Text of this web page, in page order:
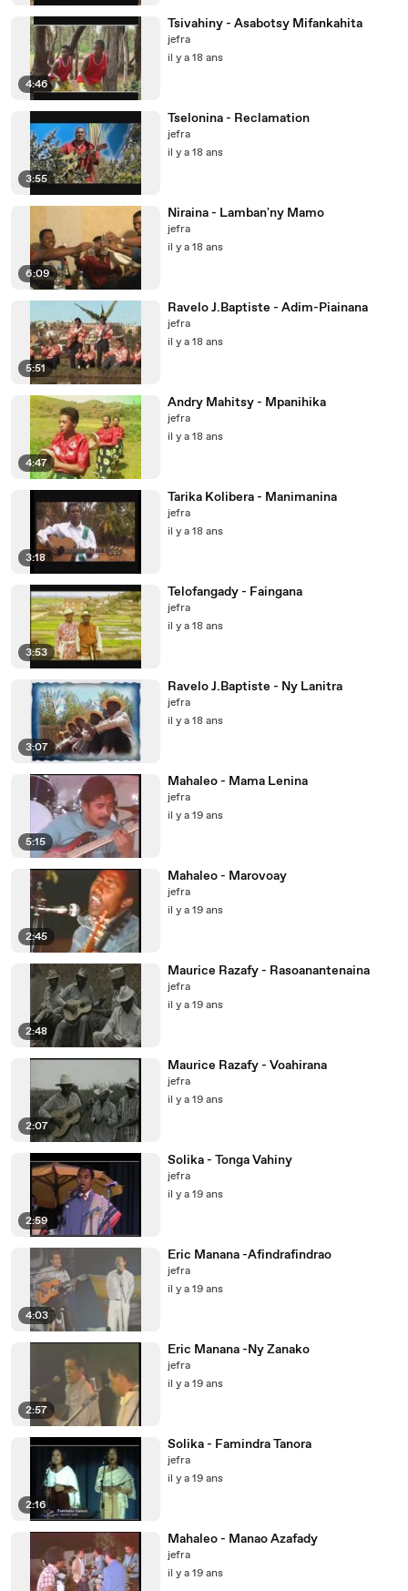
4:46
Tsivahiny - Asabotsy Mifankahita
jefra
il y a 18 ans
3:55
Tselonina - Reclamation
jefra
il y a 18 ans
6:09
Niraina - Lamban'ny Mamo
jefra
il y a 18 ans
5:51
Ravelo J.Baptiste - Adim-Piainana
jefra
il y a 18 ans
4:47
Andry Mahitsy - Mpanihika
jefra
il y a 18 ans
3:18
Tarika Kolibera - Manimanina
jefra
il y a 18 ans
3:53
Telofangady - Faingana
jefra
il y a 18 ans
3:07
Ravelo J.Baptiste - Ny Lanitra
jefra
il y a 18 ans
5:15
Mahaleo - Mama Lenina
jefra
il y a 19 ans
2:45
Mahaleo - Marovoay
jefra
il y a 19 ans
2:48
Maurice Razafy - Rasoanantenaina
jefra
il y a 19 ans
2:07
Maurice Razafy - Voahirana
jefra
il y a 19 ans
2:59
Solika - Tonga Vahiny
jefra
il y a 19 ans
4:03
Eric Manana -Afindrafindrao
jefra
il y a 19 ans
2:57
Eric Manana -Ny Zanako
jefra
il y a 19 ans
2:16
Solika - Famindra Tanora
jefra
il y a 19 ans
Mahaleo - Manao Azafady
jefra
il y a 19 ans